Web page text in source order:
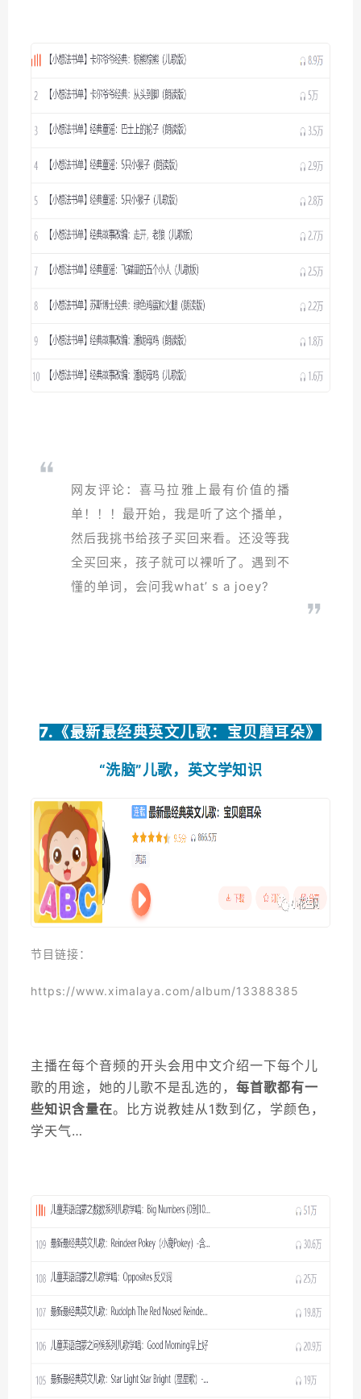
网友评论：喜马拉雅上最有价值的播
单！！！最开始，我是听了这个播单，
然后我挑书给孩子买回来看。还没等我
全买回来，孩子就可以裸听了。遇到不
懂的单词，会问我what’ s a joey?
7.《最新最经典英文儿歌：宝贝磨耳朵》
“洗脑”儿歌，英文学知识
节目链接：
https://www.ximalaya.com/album/13388385
主播在每个音频的开头会用中文介绍一下每个儿
歌的用途，她的儿歌不是乱选的， 每首歌都有一
些知识含量在。比方说教娃从1数到亿，学颜色，
学天气…